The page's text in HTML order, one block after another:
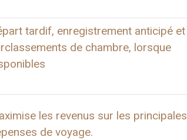
tardif, enregistrement anticipé et
de chambre, lorsque
les revenus sur les principales
de voyage.